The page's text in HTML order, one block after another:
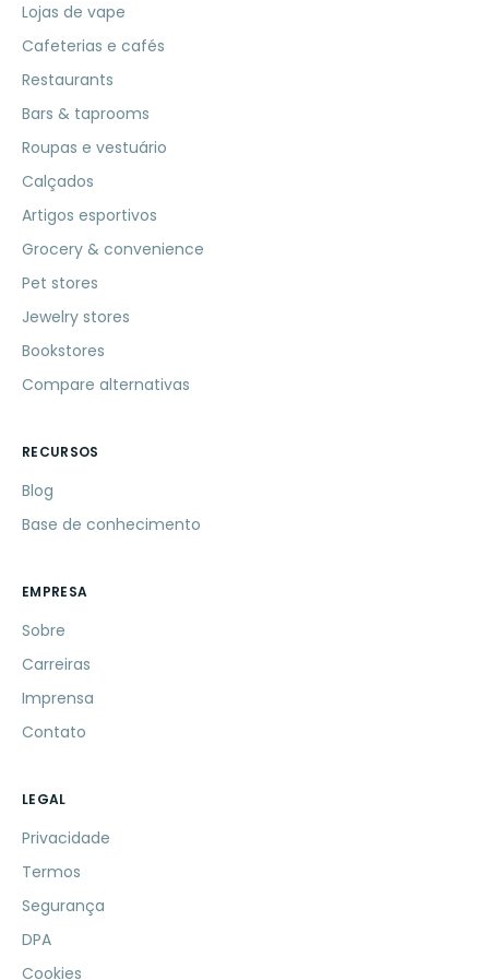
Lojas de vape
Cafeterias e cafés
Restaurants
Bars & taprooms
Roupas e vestuário
Calçados
Artigos esportivos
Grocery & convenience
Pet stores
Jewelry stores
Bookstores
Compare alternativas
RECURSOS
Blog
Base de conhecimento
EMPRESA
Sobre
Carreiras
Imprensa
Contato
LEGAL
Privacidade
Termos
Segurança
DPA
Cookies